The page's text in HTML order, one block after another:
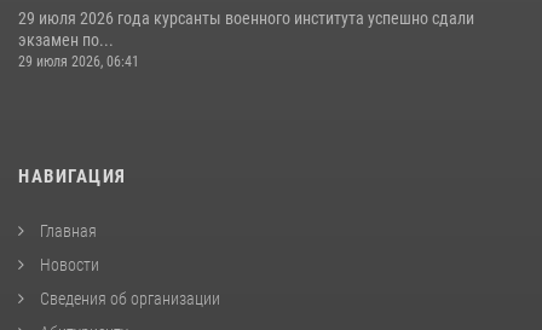
29 июля 2026 года курсанты военного института успешно сдали
экзамен по...
29 июля 2026, 06:41
НАВИГАЦИЯ
Главная
Новости
Сведения об организации